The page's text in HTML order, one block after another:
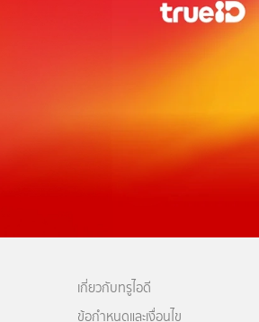
เกี่ยวกับทรูไอดี
ข้อกำหนดและเงื่อนไข